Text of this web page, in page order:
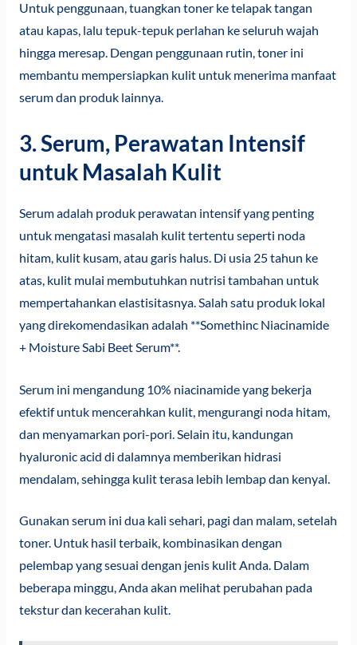
Untuk penggunaan, tuangkan toner ke telapak tangan
atau kapas, lalu tepuk-tepuk perlahan ke seluruh wajah
hingga meresap. Dengan penggunaan rutin, toner ini
membantu mempersiapkan kulit untuk menerima manfaat
serum dan produk lainnya.
3. Serum, Perawatan Intensif
untuk Masalah Kulit
Serum adalah produk perawatan intensif yang penting
untuk mengatasi masalah kulit tertentu seperti noda
hitam, kulit kusam, atau garis halus. Di usia 25 tahun ke
atas, kulit mulai membutuhkan nutrisi tambahan untuk
mempertahankan elastisitasnya. Salah satu produk lokal
yang direkomendasikan adalah **Somethinc Niacinamide
+ Moisture Sabi Beet Serum**.
Serum ini mengandung 10% niacinamide yang bekerja
efektif untuk mencerahkan kulit, mengurangi noda hitam,
dan menyamarkan pori-pori. Selain itu, kandungan
hyaluronic acid di dalamnya memberikan hidrasi
mendalam, sehingga kulit terasa lebih lembap dan kenyal.
Gunakan serum ini dua kali sehari, pagi dan malam, setelah
toner. Untuk hasil terbaik, kombinasikan dengan
pelembap yang sesuai dengan jenis kulit Anda. Dalam
beberapa minggu, Anda akan melihat perubahan pada
tekstur dan kecerahan kulit.